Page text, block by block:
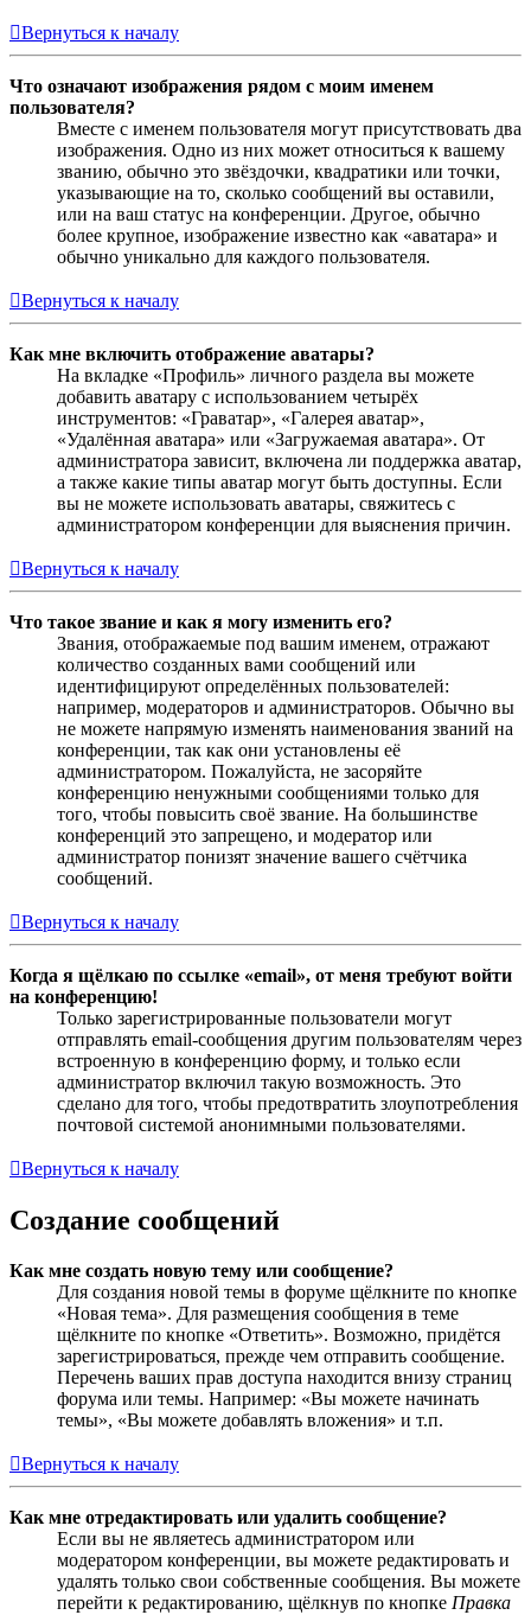
Вернуться к началу
Что означают изображения рядом с моим именем
пользователя?
Вместе с именем пользователя могут присутствовать два
изображения. Одно из них может относиться к вашему
званию, обычно это звёздочки, квадратики или точки,
указывающие на то, сколько сообщений вы оставили,
или на ваш статус на конференции. Другое, обычно
более крупное, изображение известно как «аватара» и
обычно уникально для каждого пользователя.
Вернуться к началу
Как мне включить отображение аватары?
На вкладке «Профиль» личного раздела вы можете
добавить аватару с использованием четырёх
инструментов: «Граватар», «Галерея аватар»,
«Удалённая аватара» или «Загружаемая аватара». От
администратора зависит, включена ли поддержка аватар,
а также какие типы аватар могут быть доступны. Если
вы не можете использовать аватары, свяжитесь с
администратором конференции для выяснения причин.
Вернуться к началу
Что такое звание и как я могу изменить его?
Звания, отображаемые под вашим именем, отражают
количество созданных вами сообщений или
идентифицируют определённых пользователей:
например, модераторов и администраторов. Обычно вы
не можете напрямую изменять наименования званий на
конференции, так как они установлены её
администратором. Пожалуйста, не засоряйте
конференцию ненужными сообщениями только для
того, чтобы повысить своё звание. На большинстве
конференций это запрещено, и модератор или
администратор понизят значение вашего счётчика
сообщений.
Вернуться к началу
Когда я щёлкаю по ссылке «email», от меня требуют войти
на конференцию!
Только зарегистрированные пользователи могут
отправлять email-сообщения другим пользователям через
встроенную в конференцию форму, и только если
администратор включил такую возможность. Это
сделано для того, чтобы предотвратить злоупотребления
почтовой системой анонимными пользователями.
Вернуться к началу
Создание сообщений
Как мне создать новую тему или сообщение?
Для создания новой темы в форуме щёлкните по кнопке
«Новая тема». Для размещения сообщения в теме
щёлкните по кнопке «Ответить». Возможно, придётся
зарегистрироваться, прежде чем отправить сообщение.
Перечень ваших прав доступа находится внизу страниц
форума или темы. Например: «Вы можете начинать
темы», «Вы можете добавлять вложения» и т.п.
Вернуться к началу
Как мне отредактировать или удалить сообщение?
Если вы не являетесь администратором или
модератором конференции, вы можете редактировать и
удалять только свои собственные сообщения. Вы можете
перейти к редактированию, щёлкнув по кнопке Правка